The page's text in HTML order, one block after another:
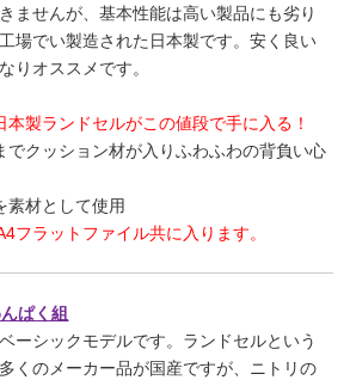
ませんが、基本性能は高い製品にも劣り
場でい製造された日本製です。安く良い
りオススメです。
製ランドセルがこの値段で手に入る！
でクッション材が入りふわふわの背負い心
素材として使用
フラットファイル共に入ります。
ぱく組
ーシックモデルです。ランドセルという
くのメーカー品が国産ですが、ニトリの